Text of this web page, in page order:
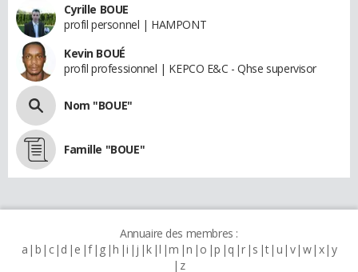
Cyrille BOUE
profil personnel | HAMPONT
Kevin BOUÉ
profil professionnel | KEPCO E&C - Qhse supervisor
Nom "BOUE"
Famille "BOUE"
Annuaire des membres :
a b c d e f g h i j k l m n o p q r s t u v w x y
z